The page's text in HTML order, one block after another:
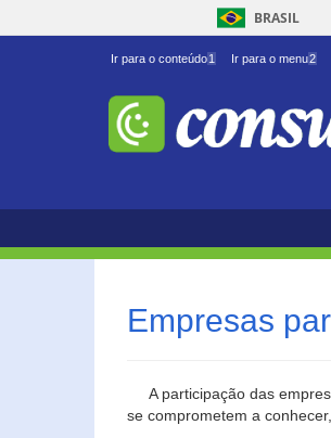
BRASIL
Ir para o conteúdo1 Ir para o menu2
Empresas
A participação das
se comprometem a